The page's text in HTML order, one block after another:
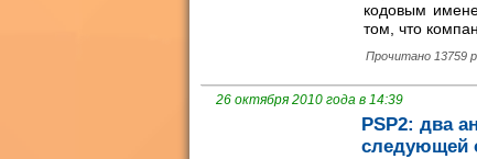
кодовым
том, что
Прочитано 13759
26 октября 2010 года в 14:39
PSP2: два
следующей